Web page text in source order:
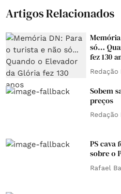
Artigos Relacionados
só...
fez 130
Redação
Sobem
preços
Redação
PS cava
sobre o
Rafael